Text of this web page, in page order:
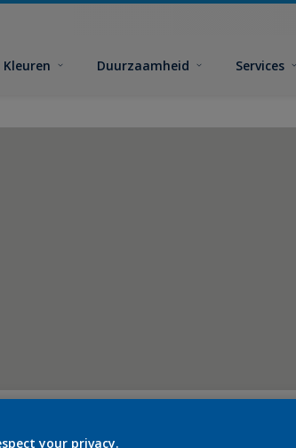
Kleuren Duurzaamheid Services
your privacy.